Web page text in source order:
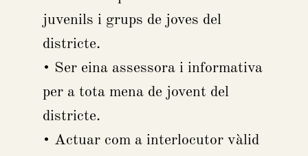
juvenils i grups de joves del
districte.
• Ser eina assessora i informativa
per a tota mena de jovent del
districte.
• Actuar com a interlocutor vàlid